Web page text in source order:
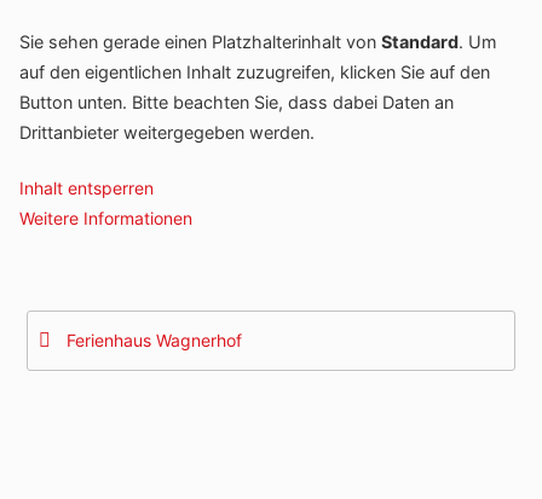
Sie sehen gerade einen Platzhalterinhalt von Standard. Um
auf den eigentlichen Inhalt zuzugreifen, klicken Sie auf den
Button unten. Bitte beachten Sie, dass dabei Daten an
Drittanbieter weitergegeben werden.
Inhalt entsperren
Weitere Informationen
Beitragsnavigation
Ferienhaus Wagnerhof